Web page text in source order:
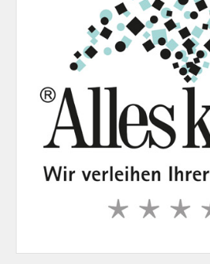
a
h